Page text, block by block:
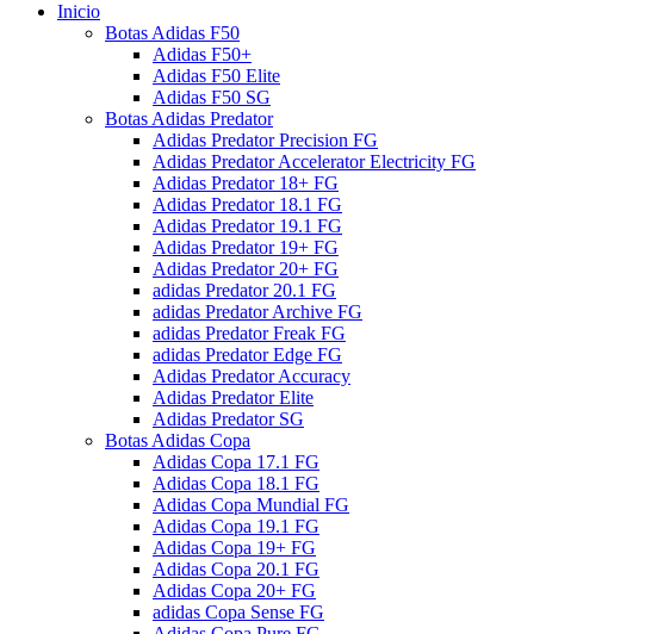
Inicio
Botas Adidas F50
Adidas F50+
Adidas F50 Elite
Adidas F50 SG
Botas Adidas Predator
Adidas Predator Precision FG
Adidas Predator Accelerator Electricity FG
Adidas Predator 18+ FG
Adidas Predator 18.1 FG
Adidas Predator 19.1 FG
Adidas Predator 19+ FG
Adidas Predator 20+ FG
adidas Predator 20.1 FG
adidas Predator Archive FG
adidas Predator Freak FG
adidas Predator Edge FG
Adidas Predator Accuracy
Adidas Predator Elite
Adidas Predator SG
Botas Adidas Copa
Adidas Copa 17.1 FG
Adidas Copa 18.1 FG
Adidas Copa Mundial FG
Adidas Copa 19.1 FG
Adidas Copa 19+ FG
Adidas Copa 20.1 FG
Adidas Copa 20+ FG
adidas Copa Sense FG